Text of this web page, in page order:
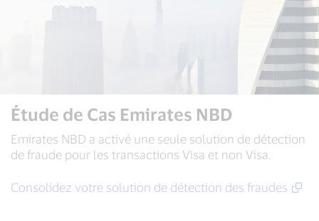
Étude de Cas Emirates NBD
Emirates NBD a activé une seule solution de détection
de fraude pour les transactions Visa et non Visa.
Consolidez votre solution de détection des fraudes